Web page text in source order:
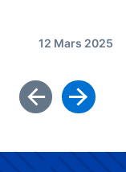
12 Mars 2025